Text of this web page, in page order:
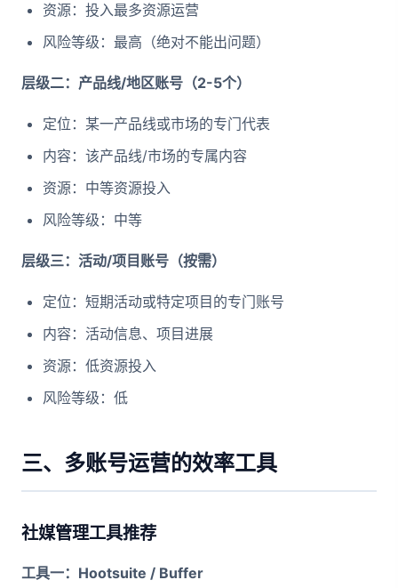
资源：投入最多资源运营
风险等级：最高（绝对不能出问题）
层级二：产品线/地区账号（2-5个）
定位：某一产品线或市场的专门代表
内容：该产品线/市场的专属内容
资源：中等资源投入
风险等级：中等
层级三：活动/项目账号（按需）
定位：短期活动或特定项目的专门账号
内容：活动信息、项目进展
资源：低资源投入
风险等级：低
三、多账号运营的效率工具
社媒管理工具推荐
工具一：Hootsuite / Buffer